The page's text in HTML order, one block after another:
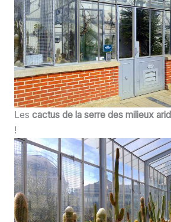
Les cactus de la serre des milieux
!